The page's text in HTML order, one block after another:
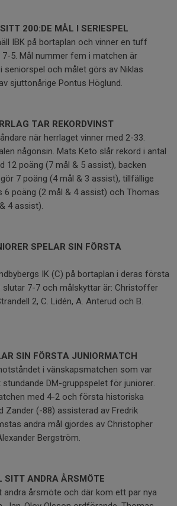
200:DE MÅL I SERIESPEL
IBK på bortaplan och vinner en tuff
5. Mål nummer fem i matchen är
seniorspel och målet görs av Niklas
sjuttonårige Pontus Höglund.
TAR REKORDVINST
när herrlaget vinner med 2-33.
någonsin. Mats Keto slår rekord i antal
12 poäng (7 mål & 5 assist), backen
7 poäng (4 mål & 3 assist), tillfällige
6 poäng (2 mål & 4 assist) och Thomas
4 assist).
SPELAR SIN FÖRSTA
IK (C) på bortaplan i deras första
slutar 7-7 och målskyttar är: Christoffer
2, C. Lidén, A. Anterud och B.
SIN FÖRSTA JUNIORMATCH
i vänskapsmatchen som var
DM-gruppspelet för juniorer.
med 4-2 och första historiska
Zander (-88) assisterad av Fredrik
andra mål gjordes av Christopher
Bergström.
SITT ANDRA ÅRSMÖTE
andra årsmöte och där kom ett par nya